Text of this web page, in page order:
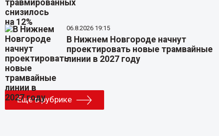
06.8.2026 19:15
В Нижнем Новгороде начнут
проектировать новые трамвайные
линии в 2027 году
Еще в рубрике